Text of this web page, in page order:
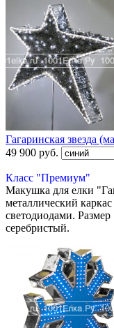
Гагаринская звезда
49 900 руб.
Класс "Премиум"
Макушка для елки
металлический
светодиодами.
серебристый.